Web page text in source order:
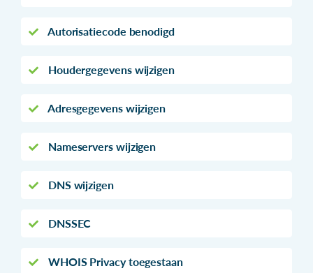
Autorisatiecode benodigd
Houdergegevens wijzigen
Adresgegevens wijzigen
Nameservers wijzigen
DNS wijzigen
DNSSEC
WHOIS Privacy toegestaan